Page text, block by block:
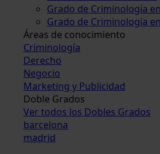
Grado de Criminología
Grado de Criminología
Áreas de conocimiento
Criminología
Derecho
Negocio
Marketing y Publicidad
Doble Grados
Ver todos los Dobles Grados
barcelona
madrid